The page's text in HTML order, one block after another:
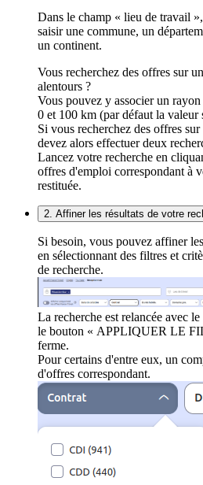
Dans le champ « lieu de travail
saisir une commune, un
un continent.
Vous recherchez des offres sur
alentours ?
Vous pouvez y associer un
0 et 100 km (par défaut la valeur
Si vous recherchez des offres
devez alors effectuer deux
Lancez votre recherche en
offres d'emploi correspondant à
restituée.
2. Affiner les résultats de votre
Si besoin, vous pouvez affiner
en sélectionnant des filtres et
de recherche.
La recherche est relancée avec
le bouton « APPLIQUER LE
ferme.
Pour certains d'entre eux, un
d'offres correspondant.